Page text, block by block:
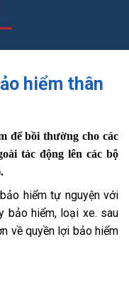
hiểm thân
để bồi thường cho các
tác độnglên các bộ
hiểm tự nguyện với
bảo hiểm, loại xe. sau
về quyền lợi bảo hiểm